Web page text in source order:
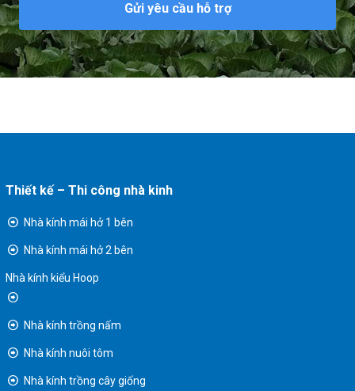
Gửi yêu cầu hỗ trợ
Thiết kế – Thi công nhà kinh
Nhà kính mái hở 1 bên
Nhà kính mái hở 2 bên
Nhà kính kiểu Hoop
Nhà kính trồng nấm
Nhà kính nuôi tôm
Nhà kính trồng cây giống